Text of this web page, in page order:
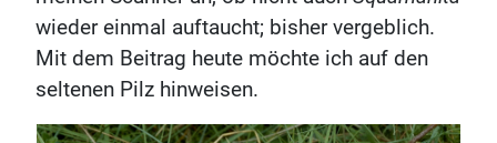
wieder einmal auftaucht; bisher vergeblich.
Mit dem Beitrag heute möchte ich auf den
seltenen Pilz hinweisen.